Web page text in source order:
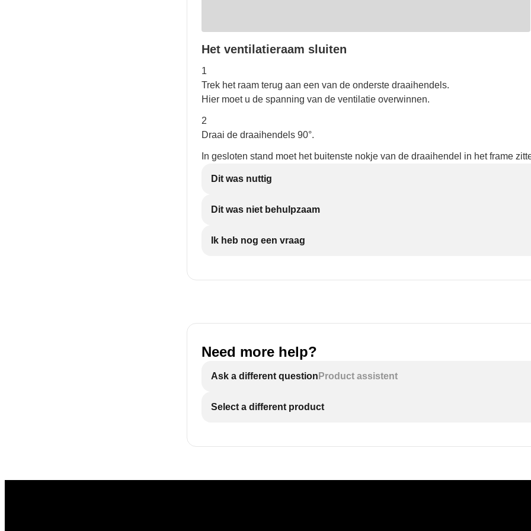
Het ventilatieraam sluiten
1
Trek het raam terug aan een van de onderste draaihendels.
Hier moet u de spanning van de ventilatie overwinnen.
2
Draai de draaihendels 90°.
In gesloten stand moet het buitenste nokje van de draaihendel in het frame
Dit was nuttig
Dit was niet behulpzaam
Ik heb nog een vraag
Need more help?
Ask a different question Product assistent
Select a different product